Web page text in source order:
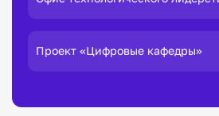
Проект «Цифровые кафедры»